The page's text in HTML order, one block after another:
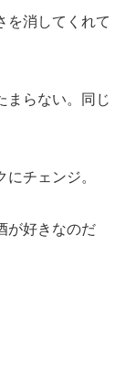
を消してくれて
まらない。同じ
チェンジ。
が好きなのだ